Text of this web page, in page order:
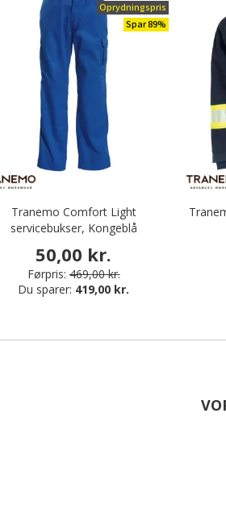
Oprydningspris
Spar 89%
Tranemo Comfort Light
servicebukser, Kongeblå
50,00 kr.
Førpris: 469,00 kr.
Du sparer: 419,00 kr.